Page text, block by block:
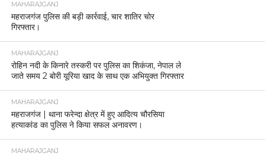
MAHARAJGANJ
महराजगंज पुलिस की बड़ी कार्रवाई, चार शातिर चोर
गिरफ्तार।
MAHARAJGANJ
रोहिन नदी के किनारे तस्करी पर पुलिस का शिकंजा, नेपाल ले
जाते समय 2 बोरी यूरिया खाद के साथ एक अभियुक्त गिरफ्तार
MAHARAJGANJ
महराजगंज | थाना फरेन्दा क्षेत्र में हुए आदित्य चौरसिया
हत्याकांड का पुलिस ने किया सफल अनावरण।
MAHARAJGANJ